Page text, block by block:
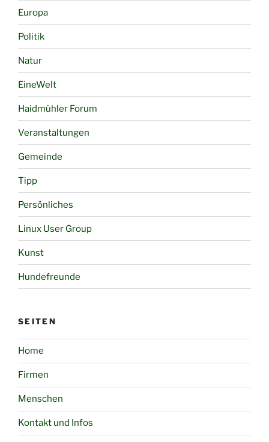
Europa
Politik
Natur
EineWelt
Haidmühler Forum
Veranstaltungen
Gemeinde
Tipp
Persönliches
Linux User Group
Kunst
Hundefreunde
SEITEN
Home
Firmen
Menschen
Kontakt und Infos